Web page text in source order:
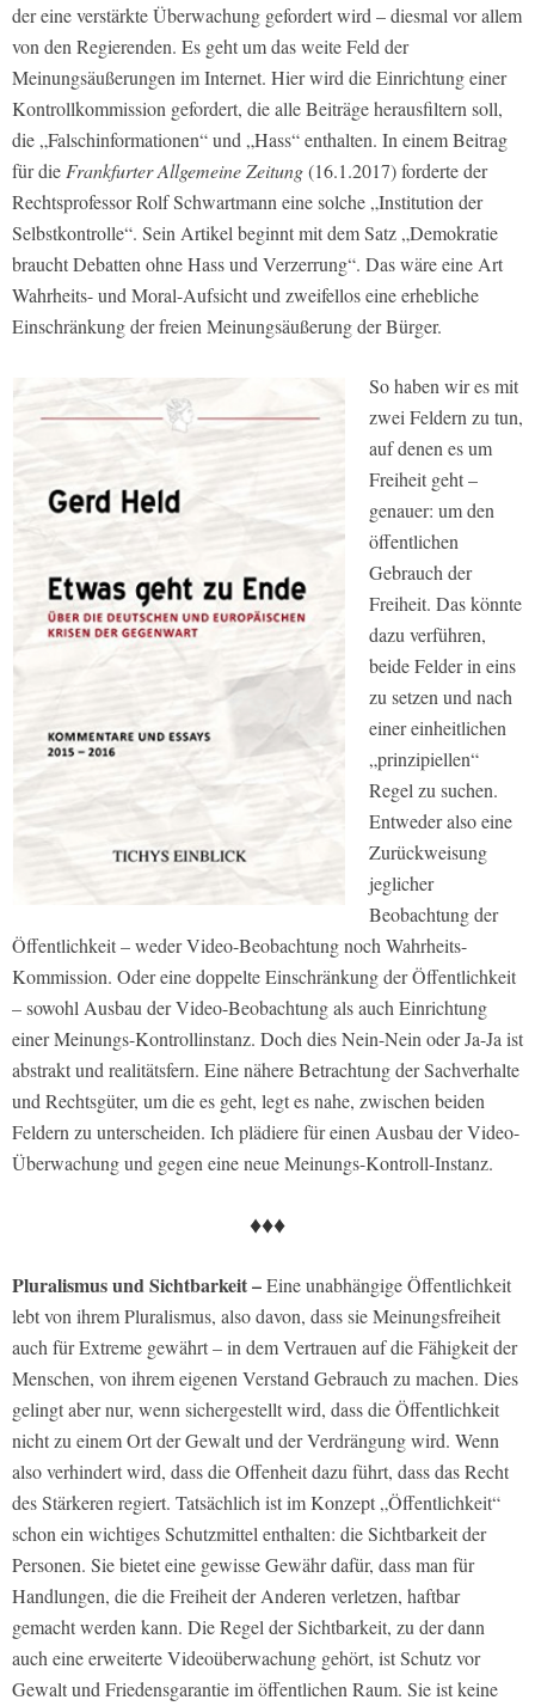
der eine verstärkte Überwachung gefordert wird – diesmal vor allem
von den Regierenden. Es geht um das weite Feld der
Meinungsäußerungen im Internet. Hier wird die Einrichtung einer
Kontrollkommission gefordert, die alle Beiträge herausfiltern soll,
die „Falschinformationen“ und „Hass“ enthalten. In einem Beitrag
für die Frankfurter Allgemeine Zeitung(16.1.2017) forderte der
Rechtsprofessor Rolf Schwartmann eine solche „Institution der
Selbstkontrolle“. Sein Artikel beginnt mit dem Satz „Demokratie
braucht Debatten ohne Hass und Verzerrung“. Das wäre eine Art
Wahrheits- und Moral-Aufsicht und zweifellos eine erhebliche
Einschränkung der freien Meinungsäußerung der Bürger.
So haben wir es mit
zwei Feldern zu tun,
auf denen es um
Freiheit geht –
genauer: um den
öffentlichen
Gebrauch der
Freiheit. Das könnte
dazu verführen,
beide Felder in eins
zu setzen und nach
einer einheitlichen
„prinzipiellen“
Regel zu suchen.
Entweder also eine
Zurückweisung
jeglicher
Beobachtung der
Öffentlichkeit – weder Video-Beobachtung noch Wahrheits-
Kommission. Oder eine doppelte Einschränkung der Öffentlichkeit
– sowohl Ausbau der Video-Beobachtung als auch Einrichtung
einer Meinungs-Kontrollinstanz. Doch dies Nein-Nein oder Ja-Ja ist
abstrakt und realitätsfern. Eine nähere Betrachtung der Sachverhalte
und Rechtsgüter, um die es geht, legt es nahe, zwischen beiden
Feldern zu unterscheiden. Ich plädiere für einen Ausbau der Video-
Überwachung und gegen eine neue Meinungs-Kontroll-Instanz.
♦♦♦
Pluralismus und Sichtbarkeit –Eine unabhängige Öffentlichkeit
lebt von ihrem Pluralismus, also davon, dass sie Meinungsfreiheit
auch für Extreme gewährt – in dem Vertrauen auf die Fähigkeit der
Menschen, von ihrem eigenen Verstand Gebrauch zu machen. Dies
gelingt aber nur, wenn sichergestellt wird, dass die Öffentlichkeit
nicht zu einem Ort der Gewalt und der Verdrängung wird. Wenn
also verhindert wird, dass die Offenheit dazu führt, dass das Recht
des Stärkeren regiert. Tatsächlich ist im Konzept „Öffentlichkeit“
schon ein wichtiges Schutzmittel enthalten: die Sichtbarkeit der
Personen. Sie bietet eine gewisse Gewähr dafür, dass man für
Handlungen, die die Freiheit der Anderen verletzen, haftbar
gemacht werden kann. Die Regel der Sichtbarkeit, zu der dann
auch eine erweiterte Videoüberwachung gehört, ist Schutz vor
Gewalt und Friedensgarantie im öffentlichen Raum. Sie ist keine